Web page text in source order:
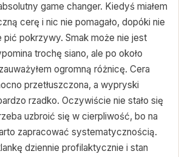
game changer. Kiedyś miałem
cerę i nic nie pomagało, dopóki nie
pić pokrzywy. Smak może nie jest
trochę siano, ale po około
ogromną różnicę. Cera
przetłuszczona, a wypryski
rzadko. Oczywiście nie stało się
uzbroić się w cierpliwość, bo na
zapracować systematycznością.
dziennie profilaktycznie i stan